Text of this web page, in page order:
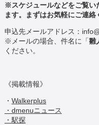
※スケジュールなどをご覧い
ます。まずはお気軽にご連絡
申込先メールアドレス：
※メールの場合、件名に「雛
ください。
《掲載情報》
・ Walkerplus
・dmenuニュース
・駅探